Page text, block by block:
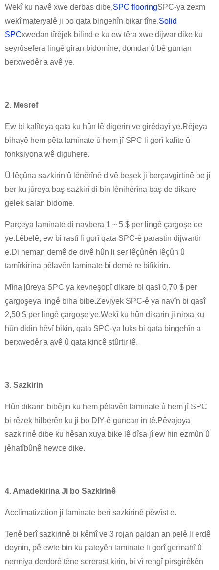
Wekî ku navê xwe derbas dibe,SPC flooringSPC-ya zexm
wekî materyalê ji bo qata bingehîn bikar tîne.Solid
SPCxwedan tîrêjek bilind e ku ew têra xwe dijwar dike ku
seyrûsefera lingê giran bidomîne, domdar û bê guman
berxwedêr a avê ye.
2. Mesref
Ew bi kalîteya qata ku hûn lê digerin ve girêdayî ye.Rêjeya
bihayê hem pêta laminate û hem jî SPC li gorî kalîte û
fonksiyona wê diguhere.
Û lêçûna sazkirin û lênêrînê divê beşek ji berçavgirtinê be ji
ber ku jûreya baş-sazkirî di bin lênihêrîna baş de dikare
gelek salan bidome.
Parçeya laminate di navbera 1 ~ 5 $ per lingê çargoşe de
ye.Lêbelê, ew bi rastî li gorî qata SPC-ê parastin dijwartir
e.Di heman demê de divê hûn li ser lêçûnên lêçûn û
tamîrkirina pêlavên laminate bi demê re bifikirin.
Mîna jûreya SPC ya kevneşopî dikare bi qasî 0,70 $ per
çargoşeya lingê biha bibe.Zeviyek SPC-ê ya navîn bi qasî
2,50 $ per lingê çargoşe ye.Wekî ku hûn dikarin ji nirxa ku
hûn didin hêvî bikin, qata SPC-ya luks bi qata bingehîn a
berxwedêr a avê û qata kincê stûrtir tê.
3. Sazkirin
Hûn dikarin bibêjin ku hem pêlavên laminate û hem jî SPC
bi rêzek hilberên ku ji bo DIY-ê guncan in tê.Pêvajoya
sazkirinê dibe ku hêsan xuya bike lê dîsa jî ew hin ezmûn û
jêhatîbûnê hewce dike.
4. Amadekirina Ji bo Sazkirinê
Acclimatization ji laminate berî sazkirinê pêwîst e.
Tenê berî sazkirinê bi kêmî ve 3 rojan paldan an pelê li erdê
deynin, pê ewle bin ku paleyên laminate li gorî germahî û
nermiya derdorê têne sererast kirin, bi vî rengî pirsgirêkên